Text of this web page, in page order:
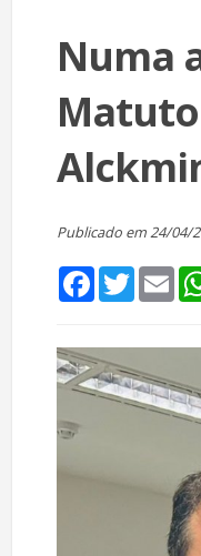
Numa
Publicado em 24/04/
FacebookTwitter